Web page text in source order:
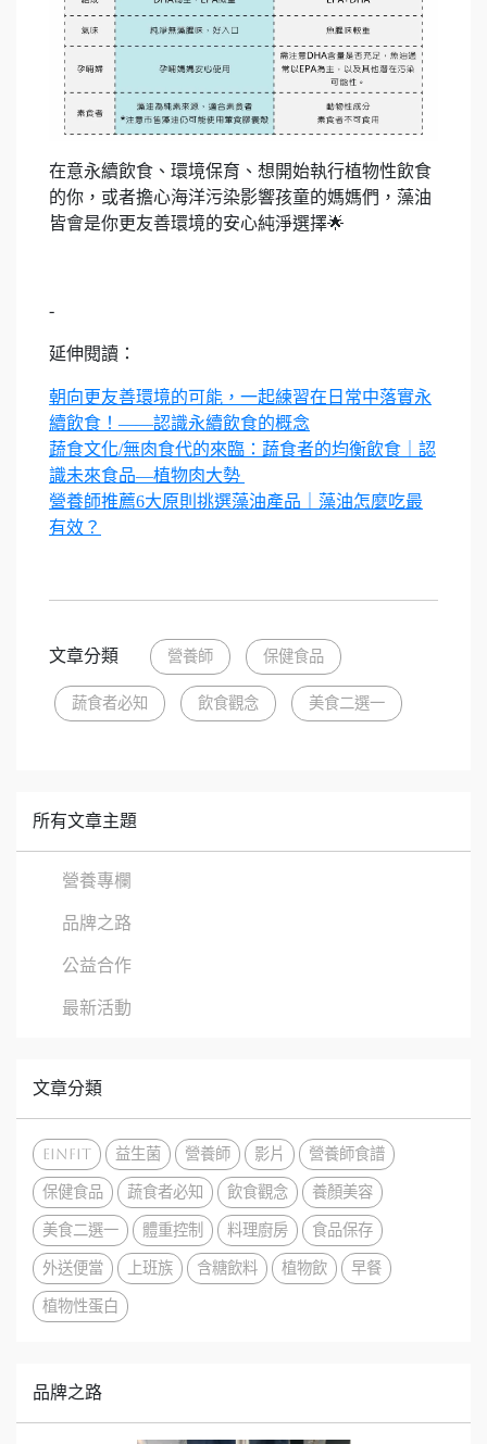
在意永續飲食、環境保育、想開始執行植物性飲食
的你，或者擔心海洋污染影響孩童的媽媽們，藻油
皆會是你更友善環境的安心純淨選擇🌟
-
延伸閱讀：
朝向更友善環境的可能，一起練習在日常中落實永
續飲食！——認識永續飲食的概念
蔬食文化/無肉食代的來臨：蔬食者的均衡飲食｜認
識未來食品—植物肉大勢
營養師推薦6大原則挑選藻油產品｜藻油怎麼吃最
有效？
文章分類 營養師 保健食品
蔬食者必知 飲食觀念 美食二選一
所有文章主題
營養專欄
品牌之路
公益合作
最新活動
文章分類
EinFit 益生菌 營養師 影片 營養師食譜
保健食品 蔬食者必知 飲食觀念 養顏美容
美食二選一 體重控制 料理廚房 食品保存
外送便當 上班族 含糖飲料 植物飲 早餐
植物性蛋白
品牌之路